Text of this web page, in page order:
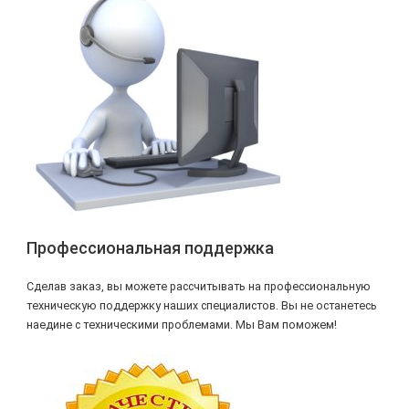
Профессиональная поддержка
Сделав заказ, вы можете рассчитывать на профессиональную
техническую поддержку наших специалистов. Вы не останетесь
наедине с техническими проблемами. Мы Вам поможем!